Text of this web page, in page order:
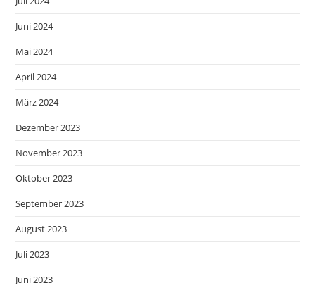
Juni 2024
Mai 2024
April 2024
März 2024
Dezember 2023
November 2023
Oktober 2023
September 2023
August 2023
Juli 2023
Juni 2023